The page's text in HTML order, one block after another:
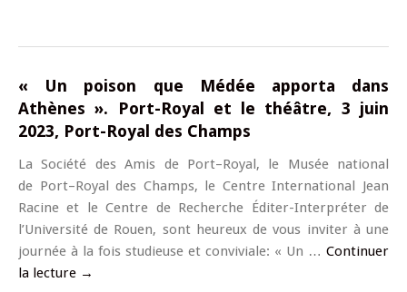
« Un poison que Médée apporta dans
Athènes ». Port-Royal et le théâtre, 3 juin
2023, Port-Royal des Champs
La Société des Amis de Port–Royal, le Musée national
de Port–Royal des Champs, le Centre International Jean
Racine et le Centre de Recherche Éditer-Interpréter de
l’Université de Rouen, sont heureux de vous inviter à une
journée à la fois studieuse et conviviale: « Un … Continuer
la lecture →